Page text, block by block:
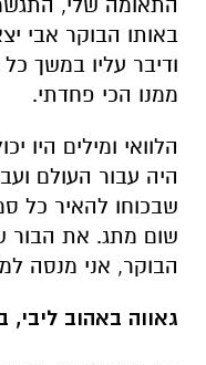
הלוואי ומילים היו
היה עבור העולם
שבכוחו להאיר כל
הבוקר, אני מנסה
גאווה באהוב ליבי,
אני גאה באדם
ולא רק במותו,